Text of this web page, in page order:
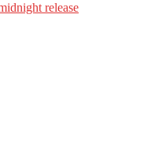
release